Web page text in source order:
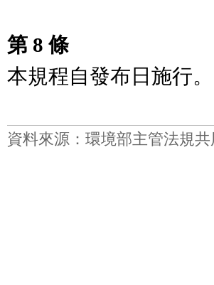
第 8 條
資料來源：環境部主管法規